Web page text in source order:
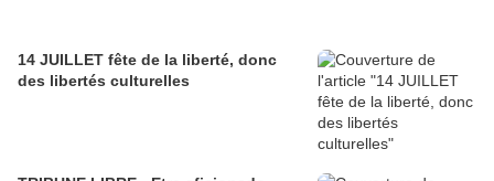
14 JUILLET fête de la liberté, donc
des libertés culturelles